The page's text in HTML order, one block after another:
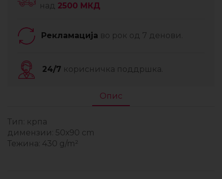
над 2500 МКД
Рекламација во рок од 7 денови.
24/7 корисничка поддршка.
Опис
Тип: крпа
димензии: 50х90 cm
Тежина: 430 g/m²